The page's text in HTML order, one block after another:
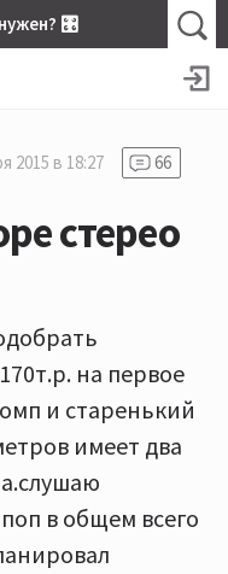
нужен? 🎛
2015 в 18:27 66
стерео
на первое
и старенький
имеет два
в общем всего